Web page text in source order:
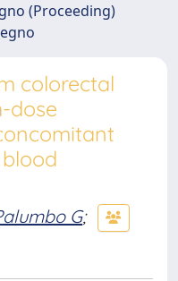
(Proceeding)
colorectal
dose
G;